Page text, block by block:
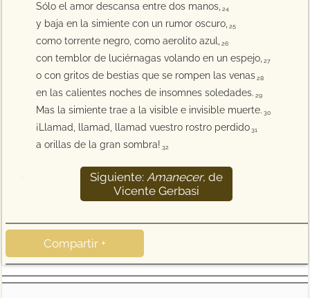
Sólo el amor descansa entre dos manos, 24
y baja en la simiente con un rumor oscuro, 25
como torrente negro, como aerolito azul, 26
con temblor de luciérnagas volando en un espejo, 27
o con gritos de bestias que se rompen las venas 28
en las calientes noches de insomnes soledades. 29
Mas la simiente trae a la visible e invisible muerte. 30
¡Llamad, llamad, llamad vuestro rostro perdido 31
a orillas de la gran sombra! 32
Siguiente:Amanecer, de
Vicente Gerbasi
Compartir +